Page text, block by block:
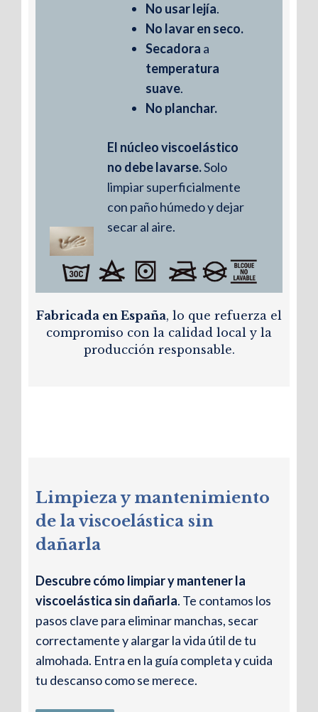
Ideal para viajar
Su forma envolvente y su soporte
ajustable lo convierten en un aliado
perfecto para trayectos largos,
posición correcta durante el viaje.
No usar lejía.
No lavar en seco.
Secadora a
temperatura
suave.
No planchar.
El núcleo viscoelástico
no debe lavarse.Solo
limpiar superficialmente
con paño húmedo y dejar
secar al aire.
Fabricada en España, lo que refuerza el
compromiso con la calidad local y la
producción responsable.
Limpieza y mantenimiento
de la viscoelástica sin
dañarla
Descubre cómo limpiar y mantener la
viscoelástica sin dañarla. Te contamos los
pasos clave para eliminar manchas, secar
correctamente y alargar la vida útil de tu
almohada. Entra en la guía completa y cuida
tu descanso como se merece.